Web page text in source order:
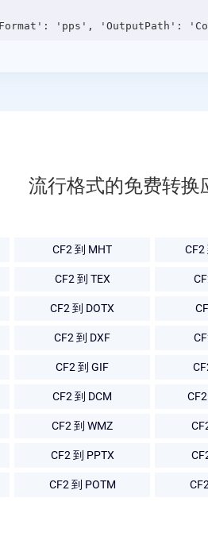
流行格式的免费转换
CF2 到 MHT CF2
CF2 到 TEX
CF2 到 DOTX
CF2 到 DXF
CF2 到 GIF
CF2 到 DCM
CF2 到 WMZ
CF2 到 PPTX
CF2 到 POTM